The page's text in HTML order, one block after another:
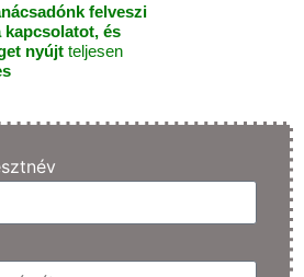
felveszi
kapcsolatot, és
nyújt teljesen